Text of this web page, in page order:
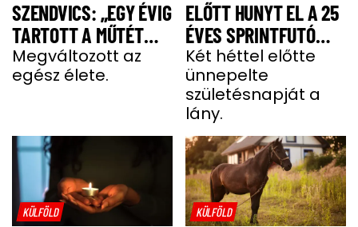
SZENDVICS: „EGY ÉVIG
TARTOTT A MŰTÉT
UTÁNI FELÉPÜLÉS”
Megváltozott az
egész élete.
ELŐTT HUNYT EL A 25
ÉVES SPRINTFUTÓ
LÁNY
Két héttel előtte
ünnepelte
születésnapját a
lány.
KÜLFÖLD KÜLFÖLD